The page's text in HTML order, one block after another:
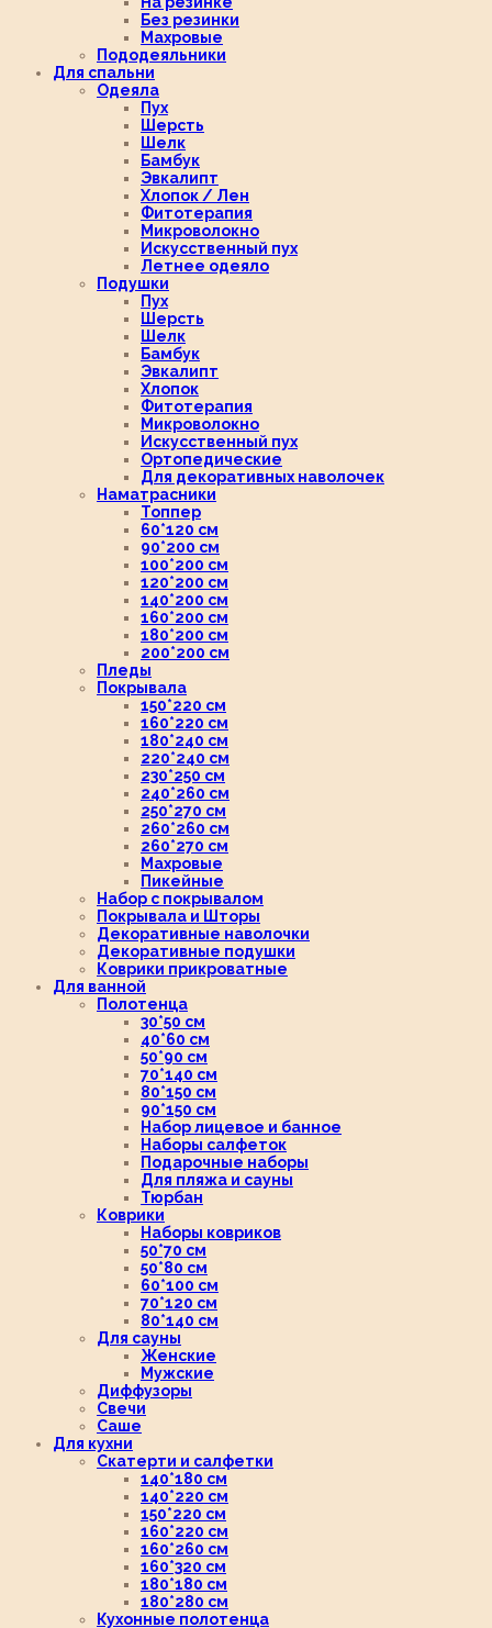
Без резинки
Махровые
Пододеяльники
Для спальни
Одеяла
Пух
Шерсть
Шелк
Бамбук
Эвкалипт
Хлопок / Лен
Фитотерапия
Микроволокно
Искусственный пух
Летнее одеяло
Подушки
Пух
Шерсть
Шелк
Бамбук
Эвкалипт
Хлопок
Фитотерапия
Микроволокно
Искусственный пух
Ортопедические
Для декоративных наволочек
Наматрасники
Топпер
60*120 см
90*200 см
100*200 см
120*200 см
140*200 см
160*200 см
180*200 см
200*200 см
Пледы
Покрывала
150*220 см
160*220 см
180*240 см
220*240 см
230*250 см
240*260 см
250*270 см
260*260 см
260*270 см
Махровые
Пикейные
Набор с покрывалом
Покрывала и Шторы
Декоративные наволочки
Декоративные подушки
Коврики прикроватные
Для ванной
Полотенца
30*50 см
40*60 см
50*90 см
70*140 см
80*150 см
90*150 см
Набор лицевое и банное
Наборы салфеток
Подарочные наборы
Для пляжа и сауны
Тюрбан
Коврики
Наборы ковриков
50*70 см
50*80 см
60*100 см
70*120 см
80*140 см
Для сауны
Женские
Мужские
Диффузоры
Свечи
Саше
Для кухни
Скатерти и салфетки
140*180 см
140*220 см
150*220 см
160*220 см
160*260 см
160*320 см
180*180 см
180*280 см
Кухонные полотенца